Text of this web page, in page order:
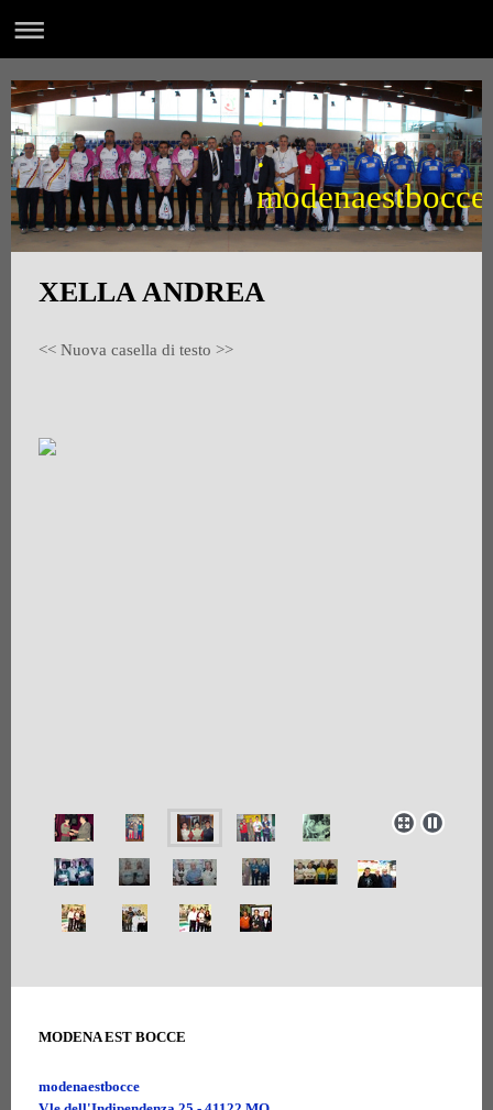
.
.
modenaestbocce
XELLA ANDREA
<< Nuova casella di testo >>
MODENA EST BOCCE
modenaestbocce